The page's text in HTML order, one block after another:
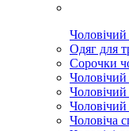
Чоловічий
Одяг для
Сорочки
Чоловічий
Чоловічий
Чоловіча